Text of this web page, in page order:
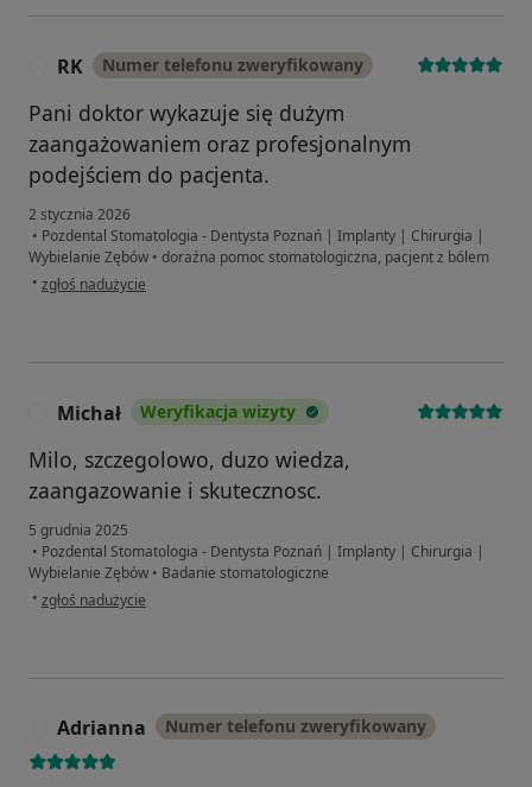
RK Numer telefonu zweryfikowany
Pani doktor wykazuje się dużym
zaangażowaniem oraz profesjonalnym
podejściem do pacjenta.
2 stycznia 2026
• Pozdental Stomatologia - Dentysta Poznań | Implanty | Chirurgia |
Wybielanie Zębów • doraźna pomoc stomatologiczna, pacjent z bólem
• w opinii użytkownika RK
zgłoś nadużycie
Michał Weryfikacja wizyty
Milo, szczegolowo, duzo wiedza,
zaangazowanie i skutecznosc.
5 grudnia 2025
• Pozdental Stomatologia - Dentysta Poznań | Implanty | Chirurgia |
Wybielanie Zębów • Badanie stomatologiczne
• w opinii użytkownika Michał
zgłoś nadużycie
Adrianna Numer telefonu zweryfikowany